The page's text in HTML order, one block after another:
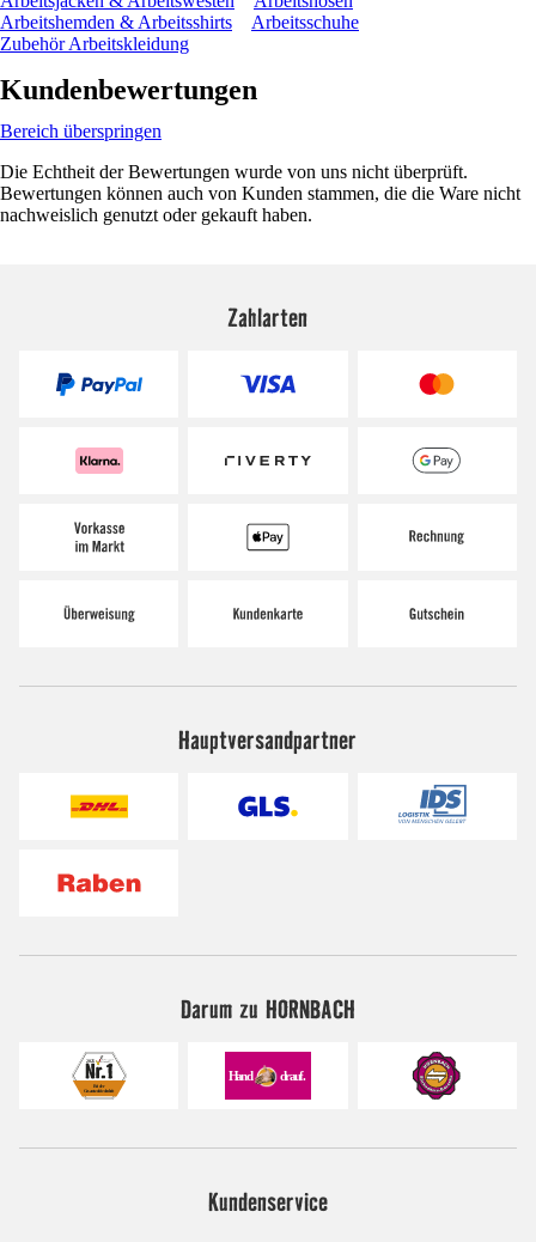
Arbeitshemden & Arbeitsshirts
Arbeitsschuhe
Zubehör Arbeitskleidung
Kundenbewertungen
Bereich überspringen
Die Echtheit der Bewertungen wurde von uns nicht überprüft.
Bewertungen können auch von Kunden stammen, die die Ware nicht
nachweislich genutzt oder gekauft haben.
Zahlarten
Hauptversandpartner
Darum zu HORNBACH
Kundenservice